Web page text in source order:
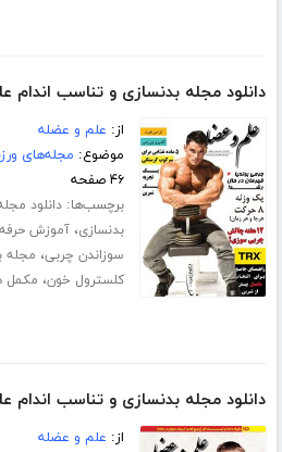
دانلود مجله بدنسازی و تناسب اندام
از: علم و عضله
موضوع: مجله‌های
۴۶ صفحه
برچسب‌ها:دانلود
بدنسازی،آموزش
سوزاندن چربی، مجله
کلسترول خون، مکمل
دانلود مجله بدنسازی و تناسب اندام
از: علم و عضله